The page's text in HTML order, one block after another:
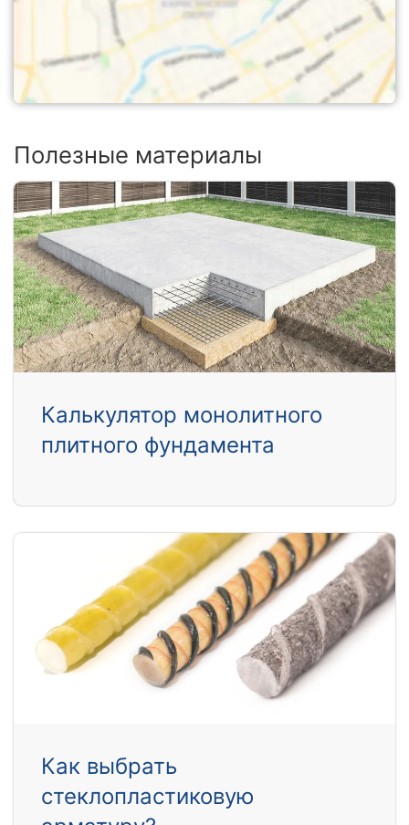
Полезные материалы
Калькулятор монолитного
плитного фундамента
Как выбрать
стеклопластиковую